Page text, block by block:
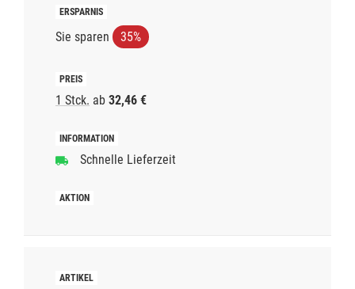
Sie sparen 35%
1 Stck. ab 32,46 €
Schnelle Lieferzeit